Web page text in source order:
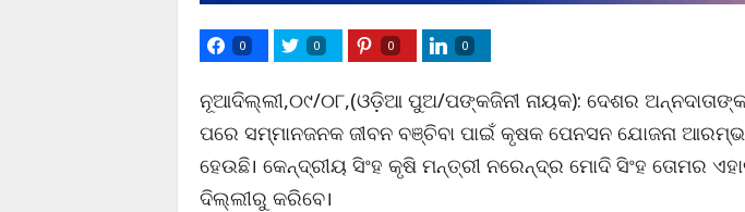
0 0 0 0
ନୂଆଦିଲ୍ଲୀ,୦୯/୦୮,(ଓଡ଼ିଆ ପୁଅ/ପଙ୍କଜିନୀ ନାୟକ): ଦେଶର
ପରେ ସମ୍ମାନଜନକ ଜୀବନ ବଞ୍ଚିବା ପାଇଁ କୃଷକ ପେନସନ ଯୋଜନା
ହେଉଛି। କେନ୍ଦ୍ରୀୟ ସିଂହ କୃଷି ମନ୍ତ୍ରୀ ନରେନ୍ଦ୍ର ମୋଦି ସିଂହ ତୋମର
ଦିଲ୍ଲୀରୁ କରିବେ।